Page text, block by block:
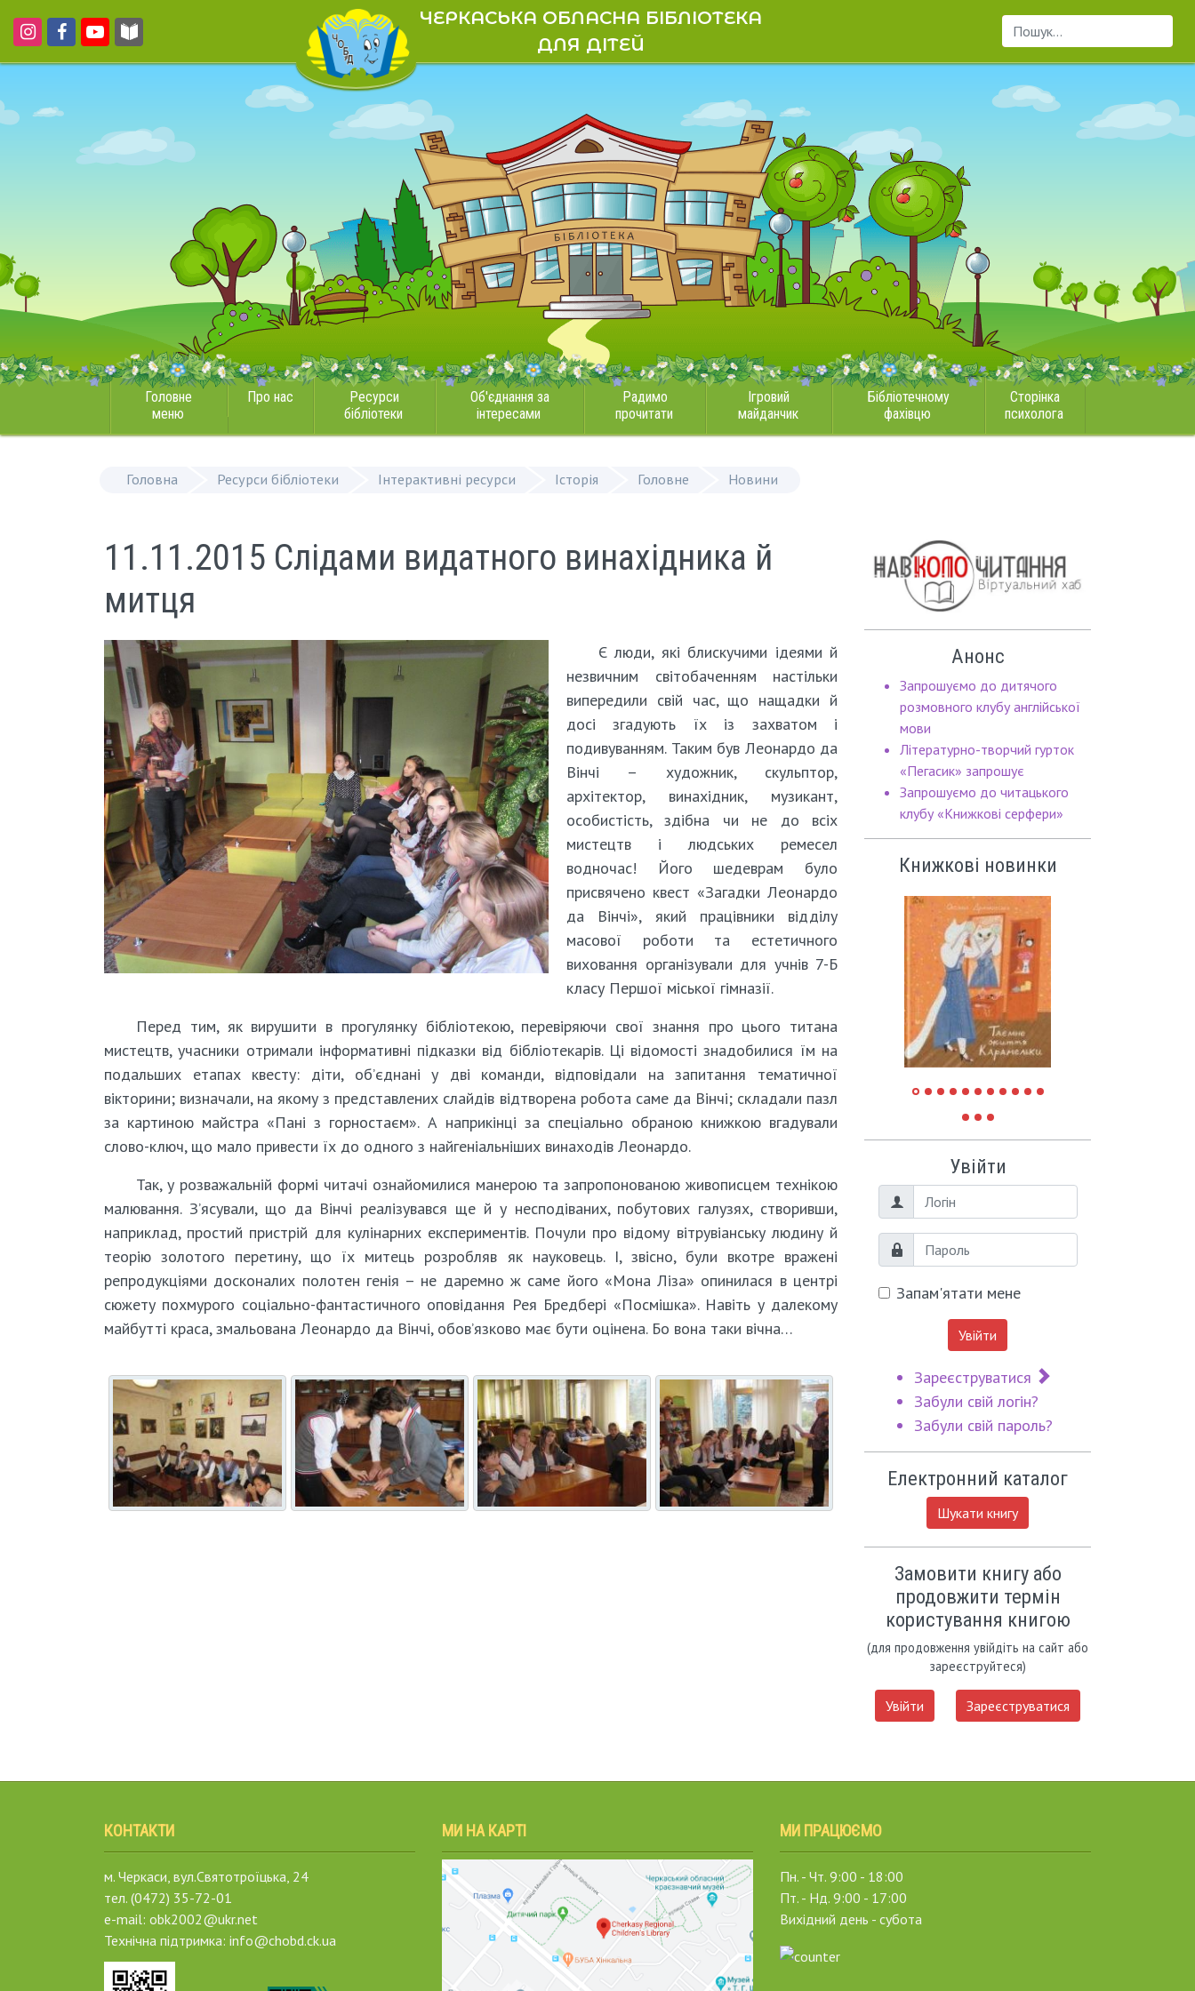
ЧЕРКАСЬКА ОБЛАСНА БІБЛІОТЕКА
ДЛЯ ДІТЕЙ
Пошук...
Головне
меню
Про нас
Ресурси
бібліотеки
Об'єднання за
інтересами
Радимо
прочитати
Ігровий
майданчик
Бібліотечному
фахівцю
Сторінка
психолога
Головна Ресурси бібліотеки Інтерактивні ресурси Історія Головне Новини
11.11.2015 Слідами видатного винахідника й
митця
Є люди, які блискучими ідеями й
незвичним світобаченням настільки
випередили свій час, що нащадки й
досі згадують їх із захватом і
подивуванням. Таким був Леонардо да
Вінчі – художник, скульптор,
архітектор, винахідник, музикант,
особистість, здібна чи не до всіх
мистецтв і людських ремесел
водночас! Його шедеврам було
присвячено квест «Загадки Леонардо
да Вінчі», який працівники відділу
масової роботи та естетичного
виховання організували для учнів 7-Б
класу Першої міської гімназії.
Перед тим, як вирушити в прогулянку бібліотекою, перевіряючи свої знання про цього титана
мистецтв, учасники отримали інформативні підказки від бібліотекарів. Ці відомості знадобилися їм на
подальших етапах квесту: діти, об’єднані у дві команди, відповідали на запитання тематичної
вікторини; визначали, на якому з представлених слайдів відтворена робота саме да Вінчі; складали пазл
за картиною майстра «Пані з горностаєм». А наприкінці за спеціально обраною книжкою вгадували
слово-ключ, що мало привести їх до одного з найгеніальніших винаходів Леонардо.
Так, у розважальній формі читачі ознайомилися манерою та запропонованою живописцем технікою
малювання. З’ясували, що да Вінчі реалізувався ще й у несподіваних, побутових галузях, створивши,
наприклад, простий пристрій для кулінарних експериментів. Почули про відому вітрувіанську людину й
теорію золотого перетину, що їх митець розробляв як науковець. І, звісно, були вкотре вражені
репродукціями досконалих полотен генія – не даремно ж саме його «Мона Ліза» опинилася в центрі
сюжету похмурого соціально-фантастичного оповідання Рея Бредбері «Посмішка». Навіть у далекому
майбутті краса, змальована Леонардо да Вінчі, обов’язково має бути оцінена. Бо вона таки вічна…
Анонс
Запрошуємо до дитячого
розмовного клубу англійської
мови
Літературно-творчий гурток
«Пегасик» запрошує
Запрошуємо до читацького
клубу «Книжкові серфери»
Книжкові новинки
Увійти
Логін
Пароль
Запам'ятати мене
Увійти
Зареєструватися
Забули свій логін?
Забули свій пароль?
Електронний каталог
Шукати книгу
Замовити книгу або
продовжити термін
користування книгою
(для продовження увійдіть на сайт або
зареєструйтеся)
Увійти Зареєструватися
КОНТАКТИ
м. Черкаси, вул.Святотроїцька, 24
тел. (0472) 35-72-01
e-mail: obk2002@ukr.net
Технічна підтримка: info@chobd.ck.ua
МИ НА КАРТІ МИ ПРАЦЮЄМО
Пн. - Чт. 9:00 - 18:00
Пт. - Нд. 9:00 - 17:00
Вихідний день - субота